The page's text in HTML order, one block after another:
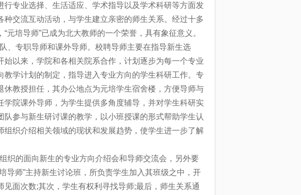
专业选择、生活适应、学术指导以及学术科研等方面发
交流互动活动，与学生建立亲密的师生关系。经过十多
培导师”已成为北大教师的一个荣誉，具有象征意义。
、专职导师和课外导师。校聘导师主要在指导新生选
以来，学院和各相关院系合作，计划逐步为每一个专业
学计划的制定，指导进入专业方向的学生科研工作。专
教授担任，其办公地点为元培学生宿舍楼，方便导师与
院课外导师，为学生提供多角度辅导，并对学生科研实
参与新生研讨课的教学，以小班授课的形式帮助学生认
织介绍相关领域的现状和发展趋势，使学生进一步了解
织的面向新生的专业方向介绍会和导师交流会，另外要
导师”主持新生讨论班，所负责学生加入其班级之中，开
面次数;其次，学生有权利寻找导师;最后，师生关系通